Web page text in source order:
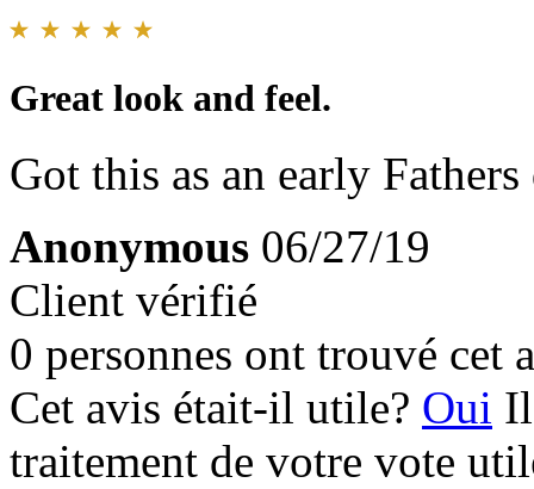
Great look and feel.
Got this as an early
Anonymous 06/27/19
Client vérifié
0 personnes ont trouvé cet
Cet avis était-il utile? Oui
traitement de votre vote